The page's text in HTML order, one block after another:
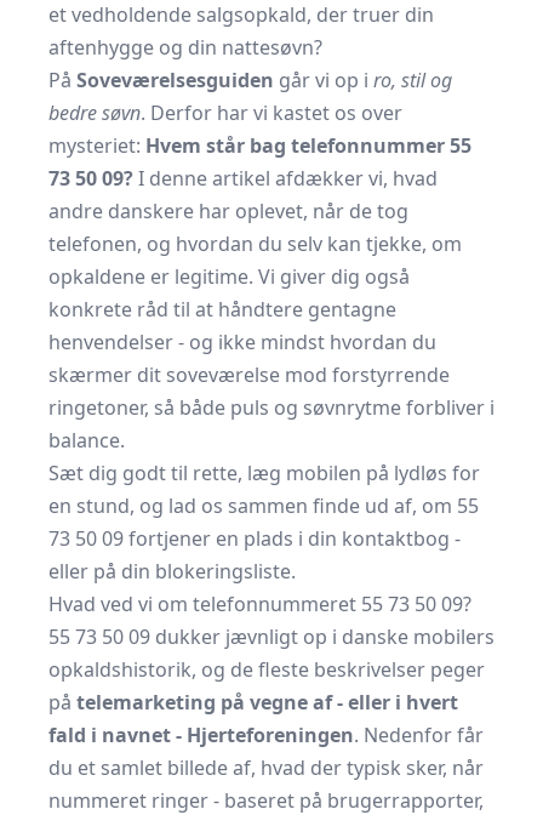
et vedholdende salgsopkald, der truer din
aftenhygge og din nattesøvn?
På Soveværelsesguiden går vi op i ro, stil og
bedre søvn. Derfor har vi kastet os over
mysteriet: Hvem står bag telefonnummer 55
73 50 09?I denne artikel afdækker vi, hvad
andre danskere har oplevet, når de tog
telefonen, og hvordan du selv kan tjekke, om
opkaldene er legitime. Vi giver dig også
konkrete råd til at håndtere gentagne
henvendelser - og ikke mindst hvordan du
skærmer dit soveværelse mod forstyrrende
ringetoner, så både puls og søvnrytme forbliver i
balance.
Sæt dig godt til rette, læg mobilen på lydløs for
en stund, og lad os sammen finde ud af, om 55
73 50 09 fortjener en plads i din kontaktbog -
eller på din blokeringsliste.
Hvad ved vi om telefonnummeret 55 73 50 09?
55 73 50 09 dukker jævnligt op i danske mobilers
opkalds­historik, og de fleste beskrivelser peger
på telemarketing på vegne af - eller i hvert
fald i navnet - Hjerteforeningen. Nedenfor får
du et samlet billede af, hvad der typisk sker, når
nummeret ringer - baseret på brugerrapporter,